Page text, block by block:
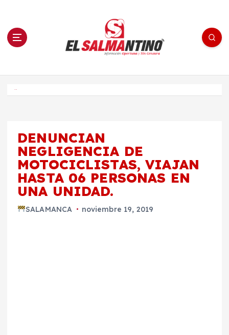
n El Salmantino - medios/noticias/editorial
DENUNCIAN
NEGLIGENCIA DE
MOTOCICLISTAS, VIAJAN
HASTA 06 PERSONAS EN
UNA UNIDAD.
SALAMANCA noviembre 19, 2019